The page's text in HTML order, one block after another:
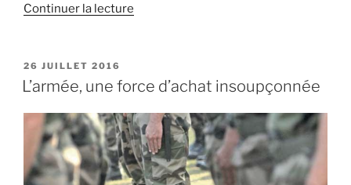
Continuer la lecture
«
aimerions
dépasser
la
barre
PUBLIÉ
LE
26 JUILLET 2016
L’armée, une force d’achat insoupçonnée